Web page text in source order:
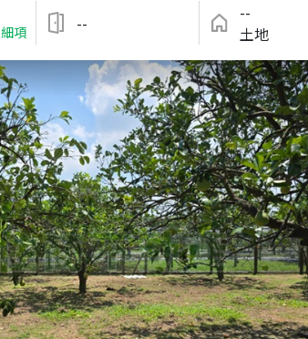
細項 --
--
土地